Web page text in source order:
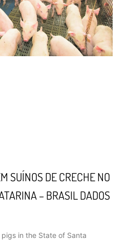
SUÍNOS DE CRECHE NO
– BRASIL DADOS
in the State of Santa